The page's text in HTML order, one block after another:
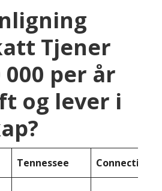
Tjener
000 per år
og lever i
Tennessee Connecticut